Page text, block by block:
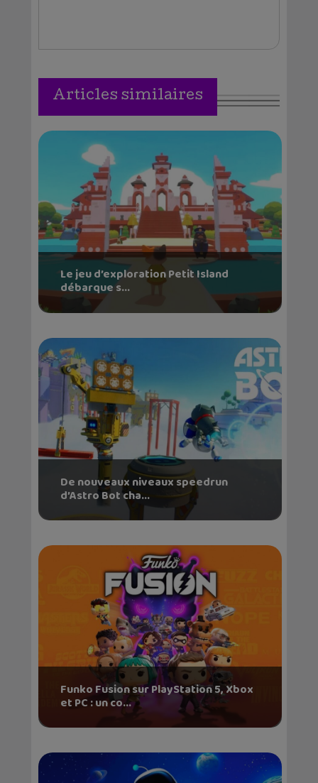
Articles similaires
Le jeu d’exploration Petit Island
débarque s...
De nouveaux niveaux speedrun
d’Astro Bot cha...
Funko Fusion sur PlayStation 5, Xbox
et PC : un co...